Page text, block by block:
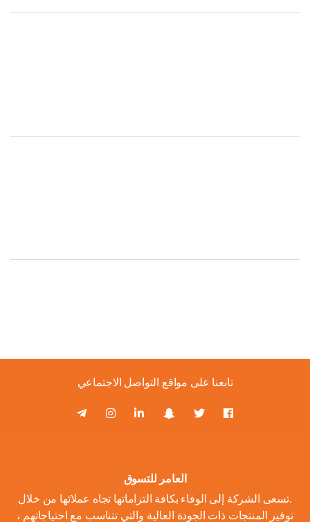
تابعنا على مواقع التواصل الاجتماعي
العامر للتسوق
.تسعى الشركة إلى الوفاء بكافة التزاماتها تجاه عملائها من خلال
توفير المنتجات ذات الجودة العالية والتي تتناسب مع احتياجاتهم ،